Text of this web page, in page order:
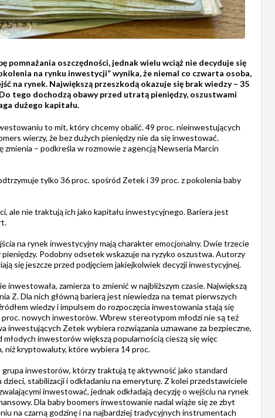
pomnażania oszczędności, jednak wielu wciąż nie decyduje się
na rynku inwestycji” wynika, że niemal co czwarta osoba,
na rynek. Największą przeszkodą okazuje się brak wiedzy – 35
tego dochodzą obawy przed utratą pieniędzy, oszustwami
dużego kapitału.
to mit, który chcemy obalić. 49 proc. nieinwestujących
wierzy, że bez dużych pieniędzy nie da się inwestować.
zmienia – podkreśla w rozmowie z agencją Newseria Marcin
tylko 36 proc. spośród Zetek i 39 proc. z pokolenia baby
ale nie traktują ich jako kapitału inwestycyjnego. Bariera jest
na rynek inwestycyjny mają charakter emocjonalny. Dwie trzecie
Podobny odsetek wskazuje na ryzyko oszustwa. Autorzy
się jeszcze przed podjęciem jakiejkolwiek decyzji inwestycyjnej.
zamierza to zmienić w najbliższym czasie. Największą
Z. Dla nich główną barierą jest niewiedza na temat pierwszych
wiedzy i impulsem do rozpoczęcia inwestowania stają się
proc. nowych inwestorów. Wbrew stereotypom młodzi nie są też
inwestujących Zetek wybiera rozwiązania uznawane za bezpieczne,
inwestorów większą popularnością cieszą się więc
niż kryptowaluty, które wybiera 14 proc.
grupa inwestorów, którzy traktują tę aktywność jako standard
stabilizacji i odkładaniu na emeryturę. Z kolei przedstawiciele
inwestować, jednak odkładają decyzję o wejściu na rynek
Dla baby boomers inwestowanie nadal wiąże się ze zbyt
na czarną godzinę i na najbardziej tradycyjnych instrumentach